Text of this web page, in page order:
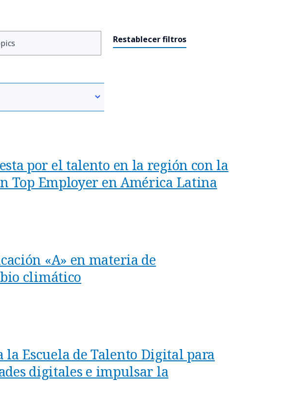
Restablecer filtros
por el talento en la región con la
Top Employer en América Latina
«A» en materia de
climático
la Escuela de Talento Digital para
digitales e impulsar la